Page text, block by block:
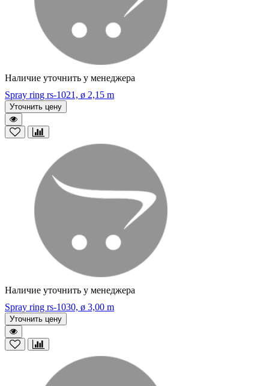
Наличие уточнить у менеджера
Spray ring rs-1021, ø 2,15 m
Уточнить цену
Наличие уточнить у менеджера
Spray ring rs-1030, ø 3,00 m
Уточнить цену